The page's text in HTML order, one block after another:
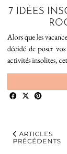
7 IDÉES
Alors que les
décidé de poser
activités insolites,
ARTICLES
PRÉCÉDENTS